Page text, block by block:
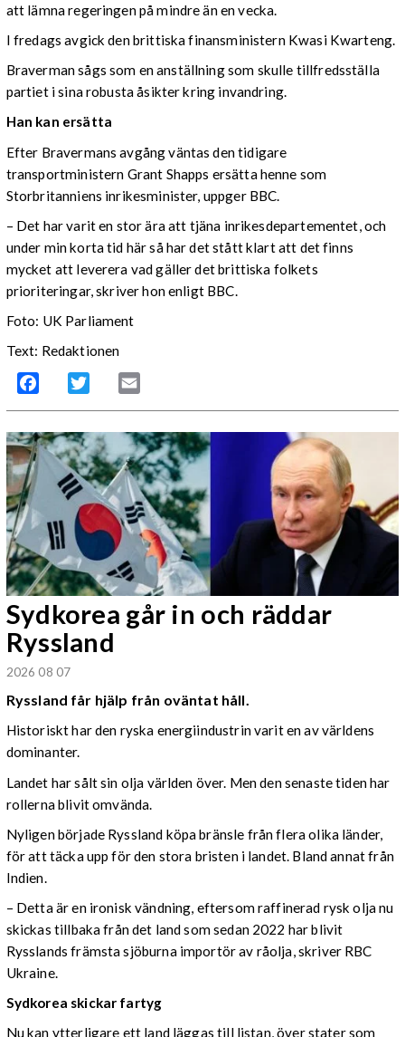
att lämna regeringen på mindre än en vecka.
I fredags avgick den brittiska finansministern Kwasi Kwarteng.
Braverman sågs som en anställning som skulle tillfredsställa
partiet i sina robusta åsikter kring invandring.
Han kan ersätta
Efter Bravermans avgång väntas den tidigare
transportministern Grant Shapps ersätta henne som
Storbritanniens inrikesminister, uppger BBC.
– Det har varit en stor ära att tjäna inrikesdepartementet, och
under min korta tid här så har det stått klart att det finns
mycket att leverera vad gäller det brittiska folkets
prioriteringar, skriver hon enligt BBC.
Foto: UK Parliament
Text: Redaktionen
Facebook Twitter
Sydkorea går in och räddar
Ryssland
2026 08 07
Ryssland får hjälp från oväntat håll.
Historiskt har den ryska energiindustrin varit en av världens
dominanter.
Landet har sålt sin olja världen över. Men den senaste tiden har
rollerna blivit omvända.
Nyligen började Ryssland köpa bränsle från flera olika länder,
för att täcka upp för den stora bristen i landet. Bland annat från
Indien.
– Detta är en ironisk vändning, eftersom raffinerad rysk olja nu
skickas tillbaka från det land som sedan 2022 har blivit
Rysslands främsta sjöburna importör av råolja, skriver RBC
Ukraine.
Sydkorea skickar fartyg
Nu kan ytterligare ett land läggas till listan, över stater som